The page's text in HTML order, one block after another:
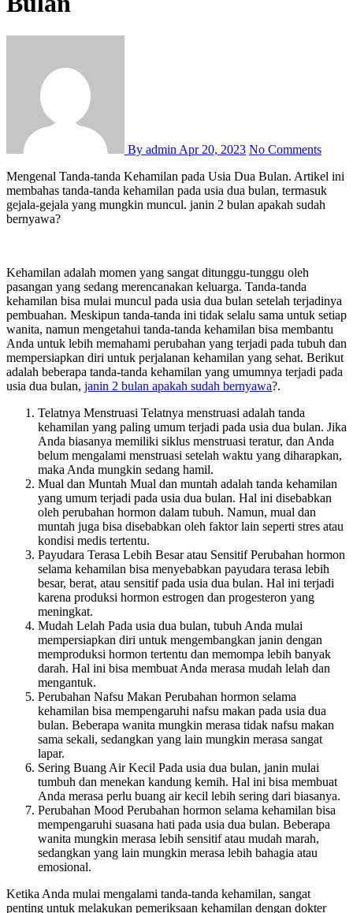
By admin Apr 20, 2023 No Comments
Mengenal Tanda-tanda Kehamilan pada Usia Dua Bulan. Artikel ini
membahas tanda-tanda kehamilan pada usia dua bulan, termasuk
gejala-gejala yang mungkin muncul. janin 2 bulan apakah sudah
bernyawa?
Kehamilan adalah momen yang sangat ditunggu-tunggu oleh
pasangan yang sedang merencanakan keluarga. Tanda-tanda
kehamilan bisa mulai muncul pada usia dua bulan setelah terjadinya
pembuahan. Meskipun tanda-tanda ini tidak selalu sama untuk setiap
wanita, namun mengetahui tanda-tanda kehamilan bisa membantu
Anda untuk lebih memahami perubahan yang terjadi pada tubuh dan
mempersiapkan diri untuk perjalanan kehamilan yang sehat. Berikut
adalah beberapa tanda-tanda kehamilan yang umumnya terjadi pada
usia dua bulan, janin 2 bulan apakah sudah bernyawa?.
Telatnya Menstruasi Telatnya menstruasi adalah tanda
kehamilan yang paling umum terjadi pada usia dua bulan. Jika
Anda biasanya memiliki siklus menstruasi teratur, dan Anda
belum mengalami menstruasi setelah waktu yang diharapkan,
maka Anda mungkin sedang hamil.
Mual dan Muntah Mual dan muntah adalah tanda kehamilan
yang umum terjadi pada usia dua bulan. Hal ini disebabkan
oleh perubahan hormon dalam tubuh. Namun, mual dan
muntah juga bisa disebabkan oleh faktor lain seperti stres atau
kondisi medis tertentu.
Payudara Terasa Lebih Besar atau Sensitif Perubahan hormon
selama kehamilan bisa menyebabkan payudara terasa lebih
besar, berat, atau sensitif pada usia dua bulan. Hal ini terjadi
karena produksi hormon estrogen dan progesteron yang
meningkat.
Mudah Lelah Pada usia dua bulan, tubuh Anda mulai
mempersiapkan diri untuk mengembangkan janin dengan
memproduksi hormon tertentu dan memompa lebih banyak
darah. Hal ini bisa membuat Anda merasa mudah lelah dan
mengantuk.
Perubahan Nafsu Makan Perubahan hormon selama
kehamilan bisa mempengaruhi nafsu makan pada usia dua
bulan. Beberapa wanita mungkin merasa tidak nafsu makan
sama sekali, sedangkan yang lain mungkin merasa sangat
lapar.
Sering Buang Air Kecil Pada usia dua bulan, janin mulai
tumbuh dan menekan kandung kemih. Hal ini bisa membuat
Anda merasa perlu buang air kecil lebih sering dari biasanya.
Perubahan Mood Perubahan hormon selama kehamilan bisa
mempengaruhi suasana hati pada usia dua bulan. Beberapa
wanita mungkin merasa lebih sensitif atau mudah marah,
sedangkan yang lain mungkin merasa lebih bahagia atau
emosional.
Ketika Anda mulai mengalami tanda-tanda kehamilan, sangat
penting untuk melakukan pemeriksaan kehamilan dengan dokter